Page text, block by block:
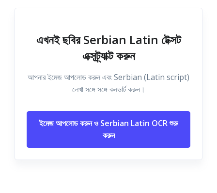
এখনই ছবির Serbian Latin টেক্সট
এক্সট্র্যাক্ট করুন
আপনার ইমেজ আপলোড করুন এবং Serbian (Latin script)
লেখা সঙ্গে সঙ্গে কনভার্ট করুন।
ইমেজ আপলোড করুন ও Serbian Latin OCR শুরু
করুন